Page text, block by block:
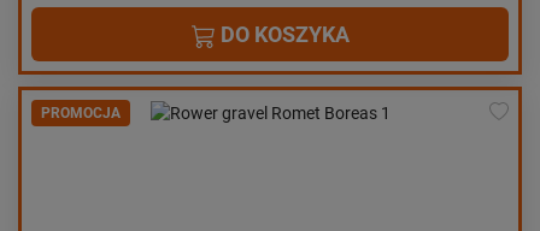
DO KOSZYKA
PROMOCJA